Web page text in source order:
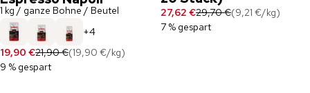
1 kg / ganze Bohne / Beutel
+4
19,90 €21,90 €(19,90 €/kg)
9 % gespart
27,62 €29,70 €(9,21 €/kg)
7 % gespart